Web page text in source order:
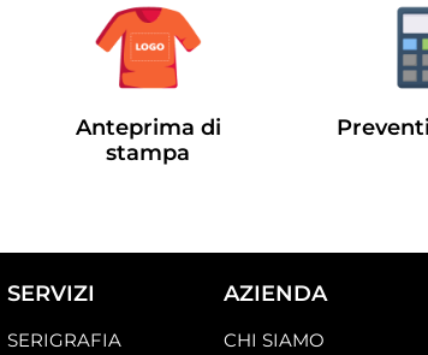
Anteprima di
stampa
SERVIZI
SERIGRAFIA
AZIENDA
CHI SIAMO